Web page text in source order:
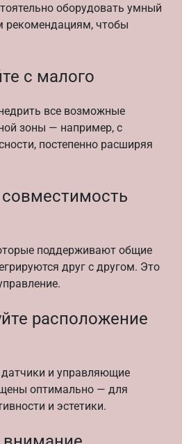
оборудовать умный
рекомендациям, чтобы
с малого
все возможные
зоны — например, с
постепенно расширяя
поддерживают общие
друг с другом. Это
расположение
и управляющие
оптимально — для
и эстетики.